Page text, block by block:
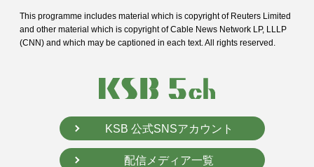
This programme includes material which is copyright of Reuters Limited
and other material which is copyright of Cable News Network LP, LLLP
(CNN) and which may be captioned in each text. All rights reserved.
KSB 公式SNSアカウント
配信メディア一覧